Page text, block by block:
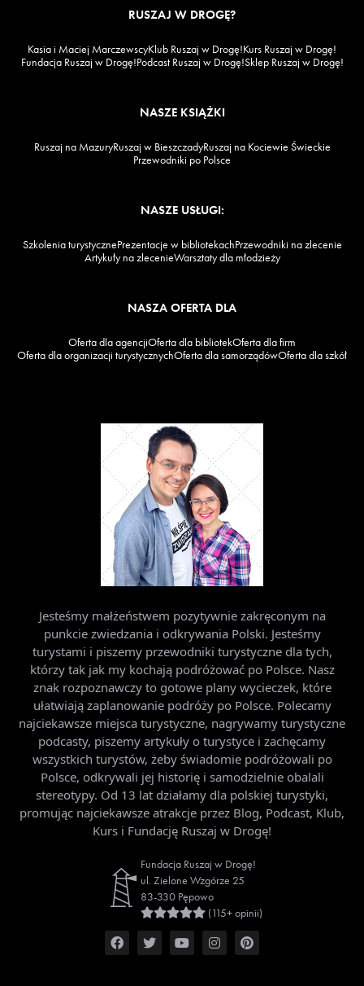
RUSZAJ W DROGĘ?
Kasia i Maciej MarczewscyKlub Ruszaj w Drogę!Kurs Ruszaj w Drogę!
Fundacja Ruszaj w Drogę!Podcast Ruszaj w Drogę!Sklep Ruszaj w Drogę!
NASZE KSIĄŻKI
Ruszaj na MazuryRuszaj w BieszczadyRuszaj na Kociewie Świeckie
Przewodniki po Polsce
NASZE USŁUGI:
Szkolenia turystycznePrezentacje w bibliotekachPrzewodniki na zlecenie
Artykuły na zlecenieWarsztaty dla młodzieży
NASZA OFERTA DLA
Oferta dla agencjiOferta dla bibliotekOferta dla firm
Oferta dla organizacji turystycznychOferta dla samorządówOferta dla szkół
Jesteśmy małżeństwem pozytywnie zakręconym na
punkcie zwiedzania i odkrywania Polski. Jesteśmy
turystami i piszemy przewodniki turystyczne dla tych,
którzy tak jak my kochają podróżować po Polsce. Nasz
znak rozpoznawczy to gotowe plany wycieczek, które
ułatwiają zaplanowanie podróży po Polsce. Polecamy
najciekawsze miejsca turystyczne, nagrywamy turystyczne
podcasty, piszemy artykuły o turystyce i zachęcamy
wszystkich turystów, żeby świadomie podróżowali po
Polsce, odkrywali jej historię i samodzielnie obalali
stereotypy. Od 13 lat działamy dla polskiej turystyki,
promując najciekawsze atrakcje przez Blog, Podcast, Klub,
Kurs i Fundację Ruszaj w Drogę!
Fundacja Ruszaj w Drogę!
ul. Zielone Wzgórze 25
83-330 Pępowo
(115+ opinii)